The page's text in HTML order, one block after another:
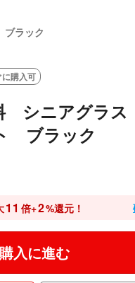
ラック
購入可
シニアグラ
ブラック
11 倍+2%還元！
購入に進む